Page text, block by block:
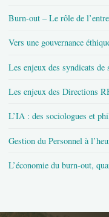
Burn-out – Le rôle de
Vers une gouvernance
Les enjeux des syndicats de
Les enjeux des Directions
L’IA : des sociologues et
Gestion du Personnel à
L’économie du burn-out,